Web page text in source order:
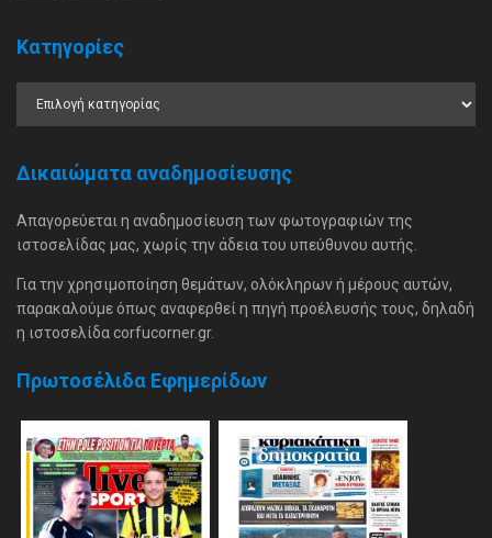
Κατηγορίες
Δικαιώματα αναδημοσίευσης
Απαγορεύεται η αναδημοσίευση των φωτογραφιών της
ιστοσελίδας μας, χωρίς την άδεια του υπεύθυνου αυτής.
Για την χρησιμοποίηση θεμάτων, ολόκληρων ή μέρους αυτών,
παρακαλούμε όπως αναφερθεί η πηγή προέλευσής τους, δηλαδή
η ιστοσελίδα corfucorner.gr.
Πρωτοσέλιδα Εφημερίδων